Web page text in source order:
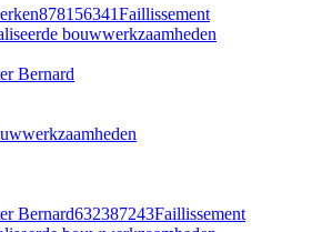
878156341Faillissement
bouwwerkzaamheden
Bernard
Bernard632387243Faillissement